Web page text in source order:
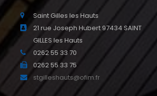
Saint Gilles les Hauts
21 rue Joseph Hubert 97434 SAINT
GILLES les Hauts
0262 55 33 70
0262 55 33 75
stgilleshauts@ofim.fr